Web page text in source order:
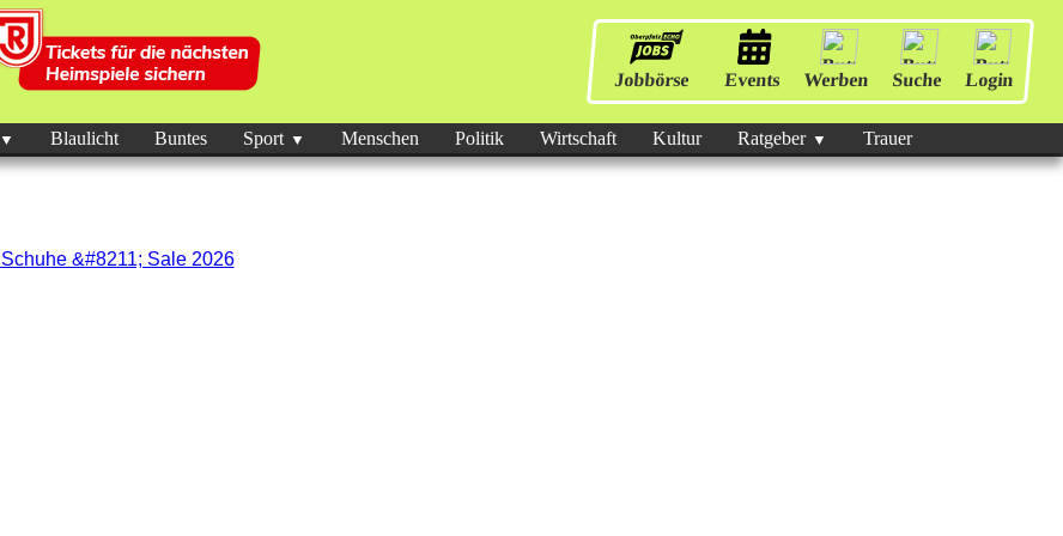
Jobbörse Events Werben Suche Login
Blaulicht Buntes Sport Menschen Politik Wirtschaft Kultur Ratgeber Trauer